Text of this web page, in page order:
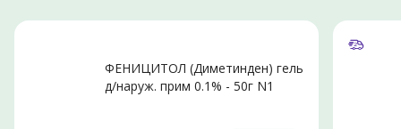
ФЕНИЦИТОЛ (Диметинден) гель
д/наруж. прим 0.1% - 50г N1